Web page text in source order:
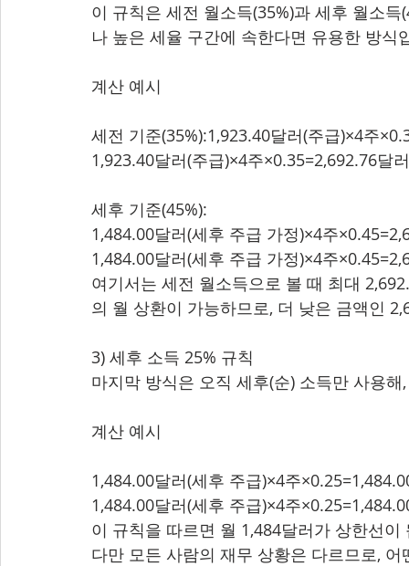
이 규칙은 세전 월소득(35%)과 세후 월소
나 높은 세율 구간에 속한다면 유용한 방식
계산 예시
세전 기준(35%):1,923.40달러(주급)×4주
1,923.40달러(주급)×4주×0.35=2,692.76달
세후 기준(45%):
1,484.00달러(세후 주급 가정)×4주
1,484.00달러(세후 주급 가정)×4주
여기서는 세전 월소득으로 볼 때 최대
의 월 상환이 가능하므로, 더 낮은 금액인
3) 세후 소득 25% 규칙
마지막 방식은 오직 세후(순) 소득만 사용
계산 예시
1,484.00달러(세후 주급)×4주
1,484.00달러(세후 주급)×4주
이 규칙을 따르면 월 1,484달러가 상한선이
다만 모든 사람의 재무 상황은 다르므로,